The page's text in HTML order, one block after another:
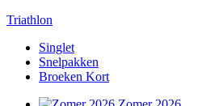
Triathlon
Singlet
Snelpakken
Broeken Kort